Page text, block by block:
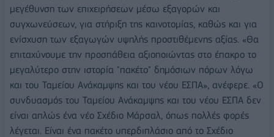
μεγέθυνση των επιχειρήσεων μέσω εξαγορών και
συγχωνεύσεων, για στήριξη της καινοτομίας, καθώς και για
ενίσχυση των εξαγωγών υψηλής προστιθέμενης αξίας. «Θα
επιταχύνουμε την προσπάθεια αξιοποιώντας στο έπακρο το
μεγαλύτερο στην ιστορία "πακέτο" δημόσιων πόρων λόγω
και του Ταμείου Ανάκαμψης και του νέου ΕΣΠΑ», ανέφερε. «Ο
συνδυασμός του Ταμείου Ανάκαμψης και του νέου ΕΣΠΑ δεν
είναι απλώς ένα νέο Σχέδιο Μάρσαλ, όπως πολλές φορές
λέγεται. Είναι ένα πακέτο υπερδιπλάσιο από το Σχέδιο